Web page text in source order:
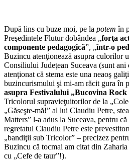
După lins cu buze moi, pe la potem în
Preşedintele Flutur dobândea „forţa
componente pedagogică”, „într-o
Buzincu atenţionează asupra culorilor
Consiliului Judeţean Suceava (sunt ani
atenţionat că stema este una neaoş
buzincurismului şi mi-am răcit gura în
asupra Festivalului „Bucovina Rock
Tricolorul supravieţuitorilor de la
„Găseşte-mă!” al lui Claudiu Petre,
Matters” l-a adus la Suceava, pentru
regretatul Claudiu Petre este
„bandiţii sub Tricolor” – precizez
Buzincu că tocmai am citat din Zaharia
cu „Cefe de taur”!).